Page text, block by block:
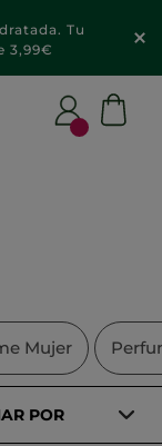
Tu
3,99€
Mujer
POR